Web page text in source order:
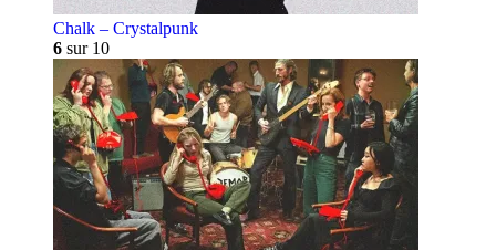
Chalk – Crystalpunk
6 sur 10